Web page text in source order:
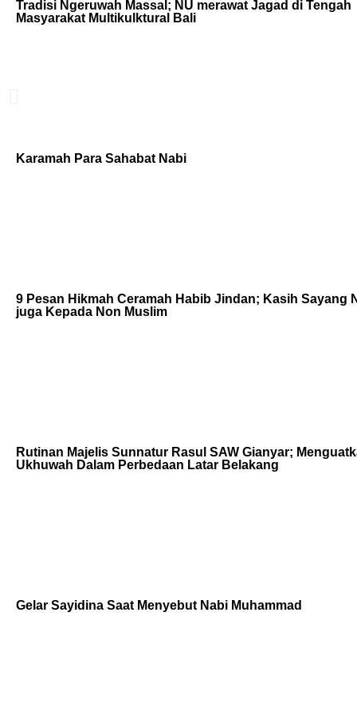
Tradisi Ngeruwah Massal; NU merawat Jagad di Tengah
Masyarakat Multikulktural Bali
Karamah Para Sahabat Nabi
9 Pesan Hikmah Ceramah Habib Jindan; Kasih Sayang
juga Kepada Non Muslim
Rutinan Majelis Sunnatur Rasul SAW Gianyar;
Ukhuwah Dalam Perbedaan Latar Belakang
Gelar Sayidina Saat Menyebut Nabi Muhammad